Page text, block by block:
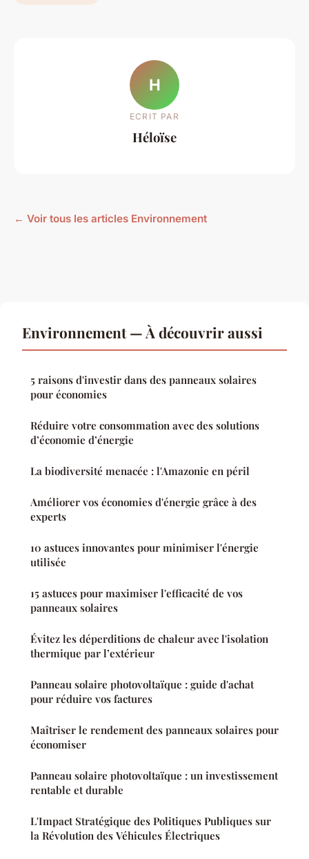
H
ECRIT PAR
Héloïse
← Voir tous les articles Environnement
Environnement — À découvrir aussi
5 raisons d'investir dans des panneaux solaires
pour économies
Réduire votre consommation avec des solutions
d’économie d’énergie
La biodiversité menacée : l'Amazonie en péril
Améliorer vos économies d'énergie grâce à des
experts
10 astuces innovantes pour minimiser l'énergie
utilisée
15 astuces pour maximiser l'efficacité de vos
panneaux solaires
Évitez les déperditions de chaleur avec l'isolation
thermique par l’extérieur
Panneau solaire photovoltaïque : guide d'achat
pour réduire vos factures
Maîtriser le rendement des panneaux solaires pour
économiser
Panneau solaire photovoltaïque : un investissement
rentable et durable
L'Impact Stratégique des Politiques Publiques sur
la Révolution des Véhicules Électriques